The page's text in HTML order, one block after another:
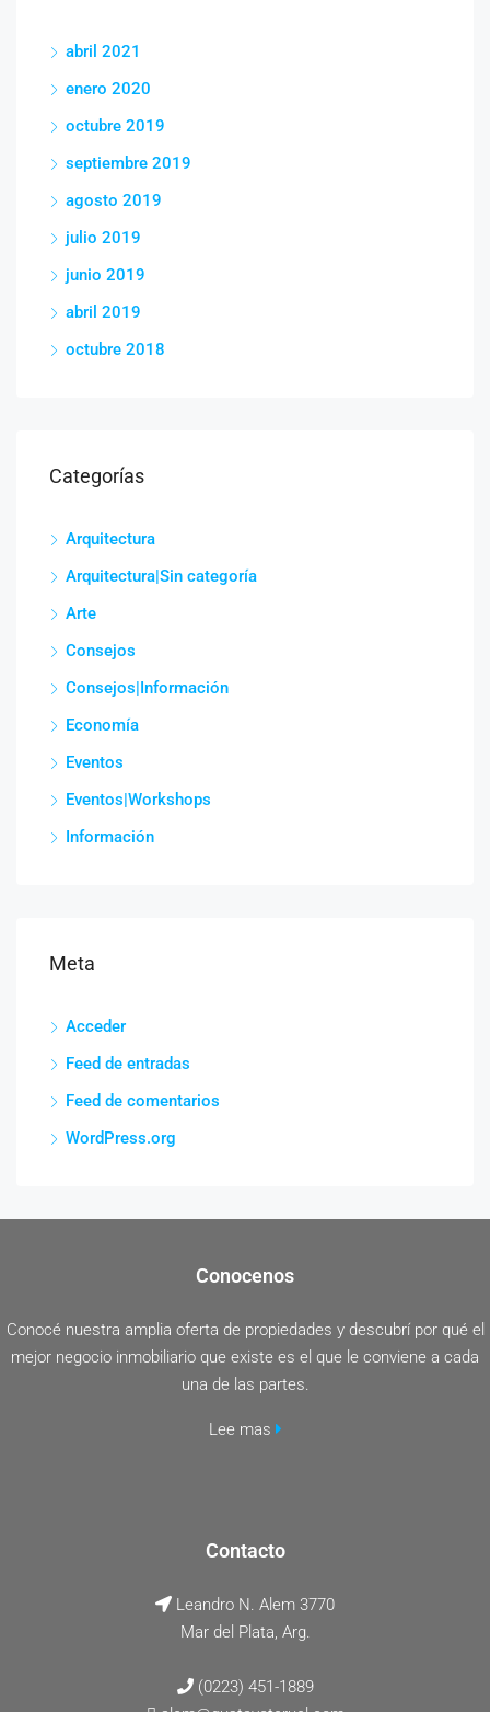
abril 2021
enero 2020
octubre 2019
septiembre 2019
agosto 2019
julio 2019
junio 2019
abril 2019
octubre 2018
Categorías
Arquitectura
Arquitectura|Sin categoría
Arte
Consejos
Consejos|Información
Economía
Eventos
Eventos|Workshops
Información
Meta
Acceder
Feed de entradas
Feed de comentarios
WordPress.org
Conocenos
Conocé nuestra amplia oferta de propiedades y descubrí por qué el
mejor negocio inmobiliario que existe es el que le conviene a cada
una de las partes.
Lee mas
Contacto
Leandro N. Alem 3770
Mar del Plata, Arg.
(0223) 451-1889